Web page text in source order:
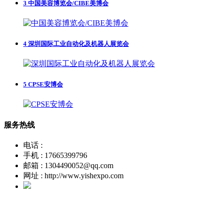
3 中国美容博览会/CIBE美博会
4 深圳国际工业自动化及机器人展览会
5 CPSE安博会
服务热线
电话 :
手机 : 17665399796
邮箱 : 1304490052@qq.com
网址 : http://www.yishexpo.com